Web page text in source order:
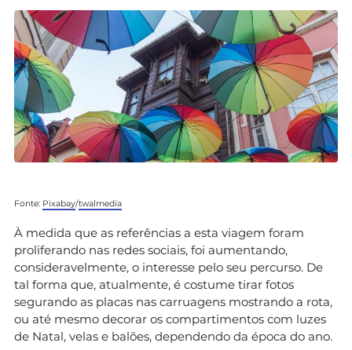
Fonte: Pixabay/twalmedia
À medida que as referências a esta viagem foram
proliferando nas redes sociais, foi aumentando,
consideravelmente, o interesse pelo seu percurso. De
tal forma que, atualmente, é costume tirar fotos
segurando as placas nas carruagens mostrando a rota,
ou até mesmo decorar os compartimentos com luzes
de Natal, velas e balões, dependendo da época do ano.